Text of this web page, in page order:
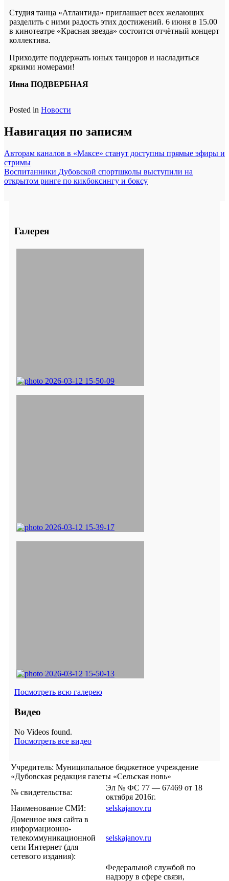
Студия танца «Атлантида» приглашает всех желающих
разделить с ними радость этих достижений. 6 июня в 15.00
в кинотеатре «Красная звезда» состоится отчётный концерт
коллектива.
Приходите поддержать юных танцоров и насладиться
яркими номерами!
Инна ПОДВЕРБНАЯ
Posted in Новости
Навигация по записям
Авторам каналов в «Максе» станут доступны прямые эфиры и
стримы
Воспитанники Дубовской спортшколы выступили на
открытом ринге по кикбоксингу и боксу
Галерея
Посмотреть всю галерею
Видео
No Videos found.
Посмотреть все видео
Учредитель: Муниципальное бюджетное учреждение
«Дубовская редакция газеты «Сельская новь»
№ свидетельства:
Эл № ФС 77 — 67469 от 18
октября 2016г.
Наименование СМИ:
selskajanov.ru
Доменное имя сайта в
информационно-
телекоммуникационной
сети Интернет (для
сетевого издания):
selskajanov.ru
Федеральной службой по
надзору в сфере связи,